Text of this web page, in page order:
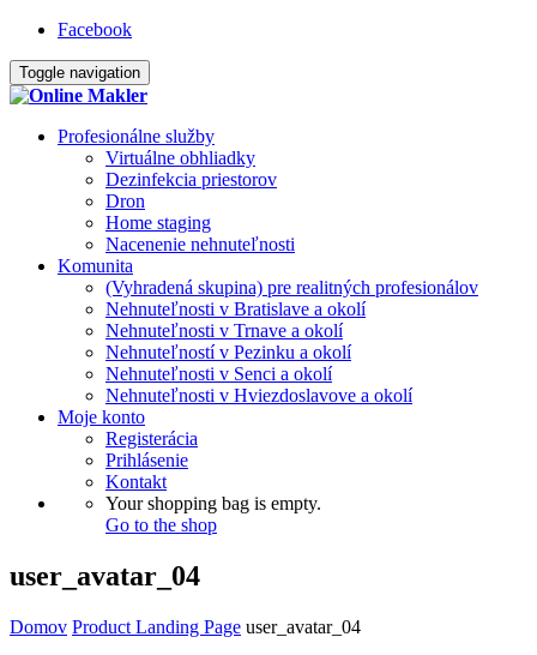
Facebook
Toggle navigation
Profesionálne služby
Virtuálne obhliadky
Dezinfekcia priestorov
Dron
Home staging
Nacenenie nehnuteľnosti
Komunita
(Vyhradená skupina) pre realitných profesionálov
Nehnuteľnosti v Bratislave a okolí
Nehnuteľnosti v Trnave a okolí
Nehnuteľností v Pezinku a okolí
Nehnuteľnosti v Senci a okolí
Nehnuteľnosti v Hviezdoslavove a okolí
Moje konto
Registerácia
Prihlásenie
Kontakt
Your shopping bag is empty.
Go to the shop
user_avatar_04
Domov Product Landing Page user_avatar_04